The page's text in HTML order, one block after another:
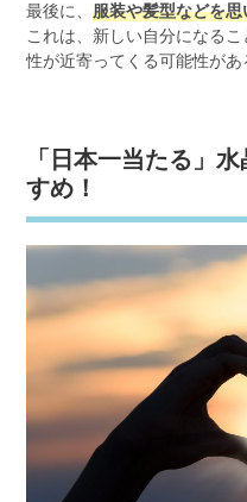
最後に、服装や髪型などを
これは、新しい自分になる
性が近寄ってくる可能性があ
「日本一当たる」
すめ！